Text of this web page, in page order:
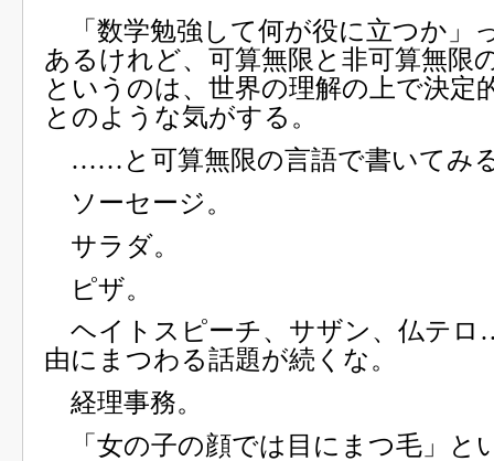
「数学勉強して何が役に立つか」
あるけれど、可算無限と非可算無限
というのは、世界の理解の上で決定
とのような気がする。
……と可算無限の言語で書いてみ
ソーセージ。
サラダ。
ピザ。
ヘイトスピーチ、サザン、仏テ
由にまつわる話題が続くな。
経理事務。
「女の子の顔では目にまつ毛」と